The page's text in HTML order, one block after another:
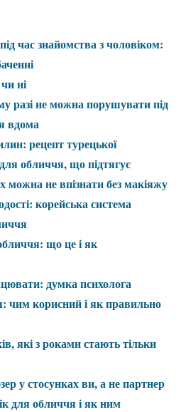
час знайомства з чоловіком:
ні
разі не можна порушувати під
вдома
рецепт турецької
обличчя, що підтягує
можна не впізнати без макіяжу
корейська система
що це і як
думка психолога
чим корисний і як правильно
які з роками стають тільки
у стосунках ви, а не партнер
для обличчя і як ним